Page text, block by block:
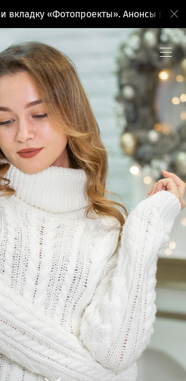
«Фотопроекты». Анонсы поездок на